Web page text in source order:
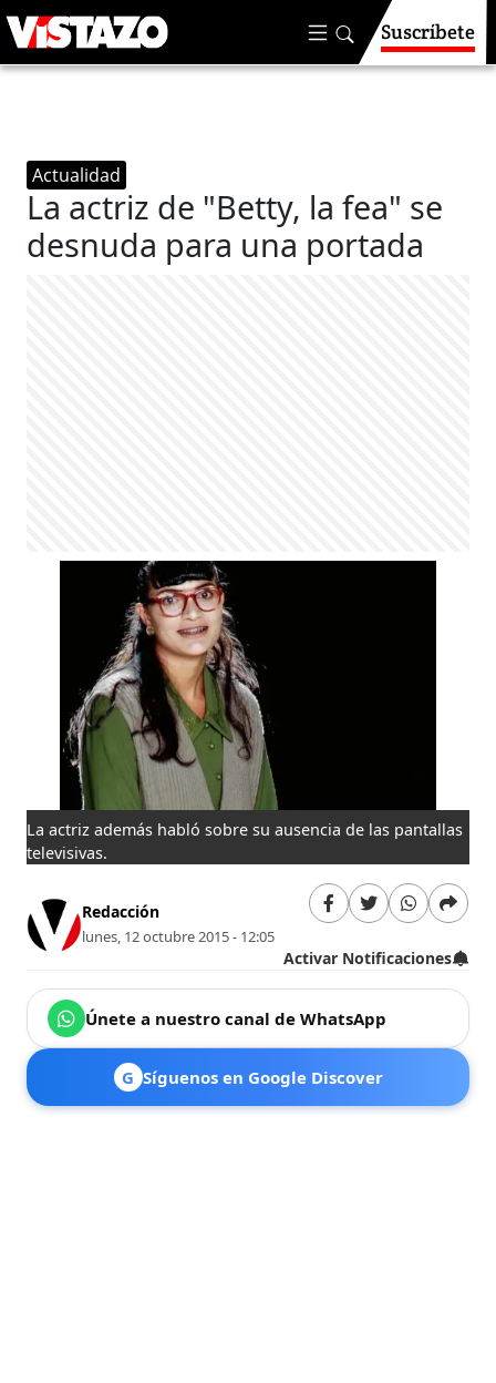
Suscríbete
Actualidad
La actriz de "Betty, la fea" se
desnuda para una portada
La actriz además habló sobre su ausencia de las pantallas
televisivas.
Redacción
lunes, 12 octubre 2015 - 12:05
Activar Notificaciones
Únete a nuestro canal de WhatsApp
G Síguenos en Google Discover